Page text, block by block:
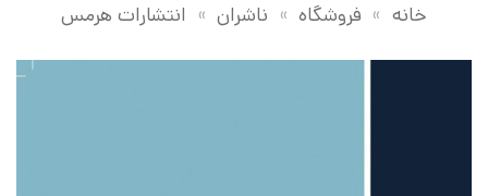
خانه » فروشگاه » ناشران » انتشارات هرمس